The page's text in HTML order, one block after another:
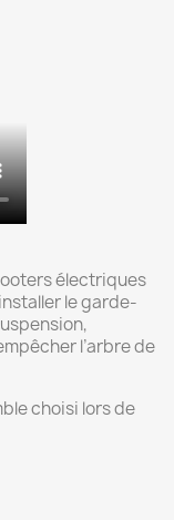
électriques
le garde-
l’arbre de
choisi lors de